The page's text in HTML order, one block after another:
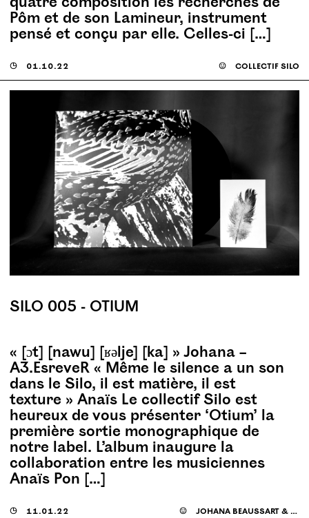
Pôm et de son Lamineur, instrument
pensé et conçu par elle. Celles-ci […]
◶ 01.10.22 ☺ collectif silo
SILO 005 - OTIUM
« [ɔt] [nawu] [ʁəlje] [ka] » Johana –
A3.EsreveR « Même le silence a un son
dans le Silo, il est matière, il est
texture » Anaïs Le collectif Silo est
heureux de vous présenter ​‘Otium’ la
première sortie monographique de
notre label. L’album inaugure la
collaboration entre les musiciennes
Anaïs Pon […]
◶ 11.01.22 ☺ johana beaussart & anaïs ponty